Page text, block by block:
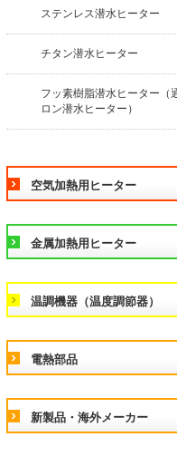
ステンレス潜水ヒーター
チタン潜水ヒーター
フッ素樹脂潜水ヒーター（
ロン潜水ヒーター）
空気加熱用ヒーター
金属加熱用ヒーター
温調機器（温度調節器）
電熱部品
新製品・海外メーカー